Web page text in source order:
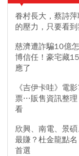
眷村長大，蔡詩
的壓力，只要看
慈濟遭詐騙10億
博信任！豪宅藏
應了
《吉伊卡哇》電
票…販售資訊整理
看
欣興、南電、景
最賺？杜金龍點
首選